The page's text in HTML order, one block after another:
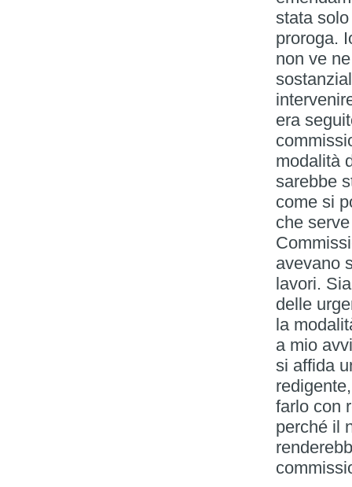
stata
proroga.
non ve
era
modalità
sarebbe
come si
che
avevano
lavori.
delle
la
a mio
si affida
farlo con
perché il